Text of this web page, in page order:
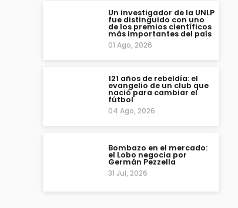
Un investigador de la UNLP
fue distinguido con uno
de los premios científicos
más importantes del país
01 Ago, 2026
121 años de rebeldía: el
evangelio de un club que
nació para cambiar el
fútbol
04 Ago, 2026
Bombazo en el mercado:
el Lobo negocia por
Germán Pezzella
31 Jul, 2026